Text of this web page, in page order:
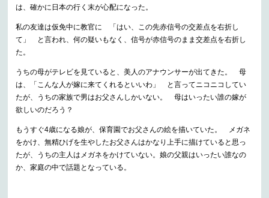
は、確かに日本の行く末が心配になった。
私の友達は仮免中に教官に 「はい、この先赤信号の交差点を右折し
て」 と言われ、何の疑いもなく、信号が赤信号のまま交差点を右折し
た。
うちの母がテレビを見ていると、美人のアナウンサーが出てきた。 母
は、「こんな人が嫁に来てくれるといいわ」 と言ってニコニコしてい
たが、うちの家族で男はお父さんしかいない。 母はいったい誰の嫁が
欲しいのだろう？
もうすぐ4歳になる娘が、保育園でお父さんの絵を描いていた。 メガネ
をかけ、無精ひげを生やしたお父さんはかなり上手に描けていると思っ
たが、うちの主人はメガネをかけていない。娘の父親はいったい誰なの
か、家庭の中で話題となっている。